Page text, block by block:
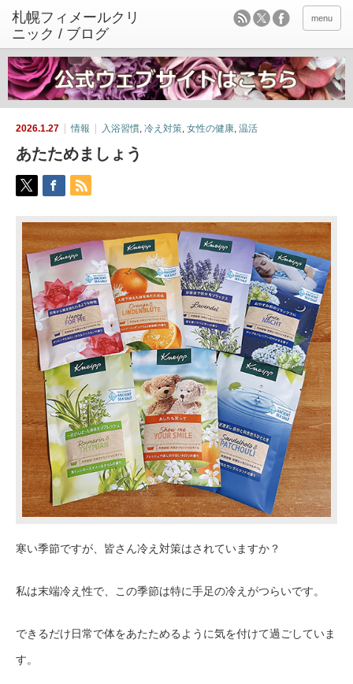
menu
2026.1.27 情報 入浴習慣, 冷え対策, 女性の健康, 温活
あたためましょう
寒い季節ですが、皆さん冷え対策はされていますか？
私は末端冷え性で、この季節は特に手足の冷えがつらいです。
できるだけ日常で体をあたためるように気を付けて過ごしていま
す。